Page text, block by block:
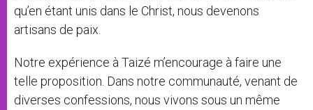
qu’en étant unis dans le Christ, nous devenons
artisans de paix.
Notre expérience à Taizé m’encourage à faire une
telle proposition. Dans notre communauté, venant de
diverses confessions, nous vivons sous un même